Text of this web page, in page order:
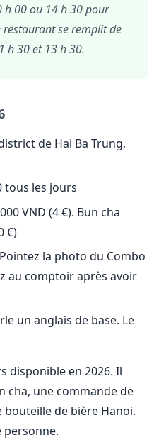
h 00 ou 14 h 30 pour
restaurant se remplit de
h 30 et 13 h 30.
de Hai Ba Trung,
tous les jours
VND (4 €). Bun cha
€)
Pointez la photo du Combo
au comptoir après avoir
un anglais de base. Le
disponible en 2026. Il
cha, une commande de
de bière Hanoi.